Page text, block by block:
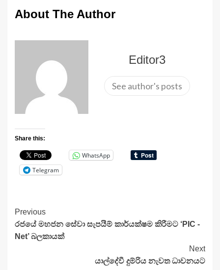
About The Author
Editor3
See author's posts
Share this:
WhatsApp
Telegram
Continue
Reading
Previous
රජයේ මහජන සේවා සැපයීම් කාර්යක්ෂම කිරීමට ‘PIC -
Net’ බලකායක්
Next
යාල්දේවී දුම්රිය නැවත ධාවනයට